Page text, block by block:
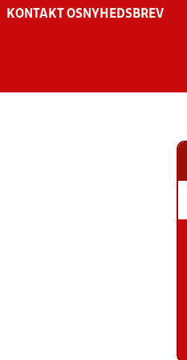
KONTAKT OS NYHEDSBREV